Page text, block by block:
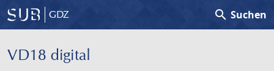
GDZ search Suchen
VD18 digital